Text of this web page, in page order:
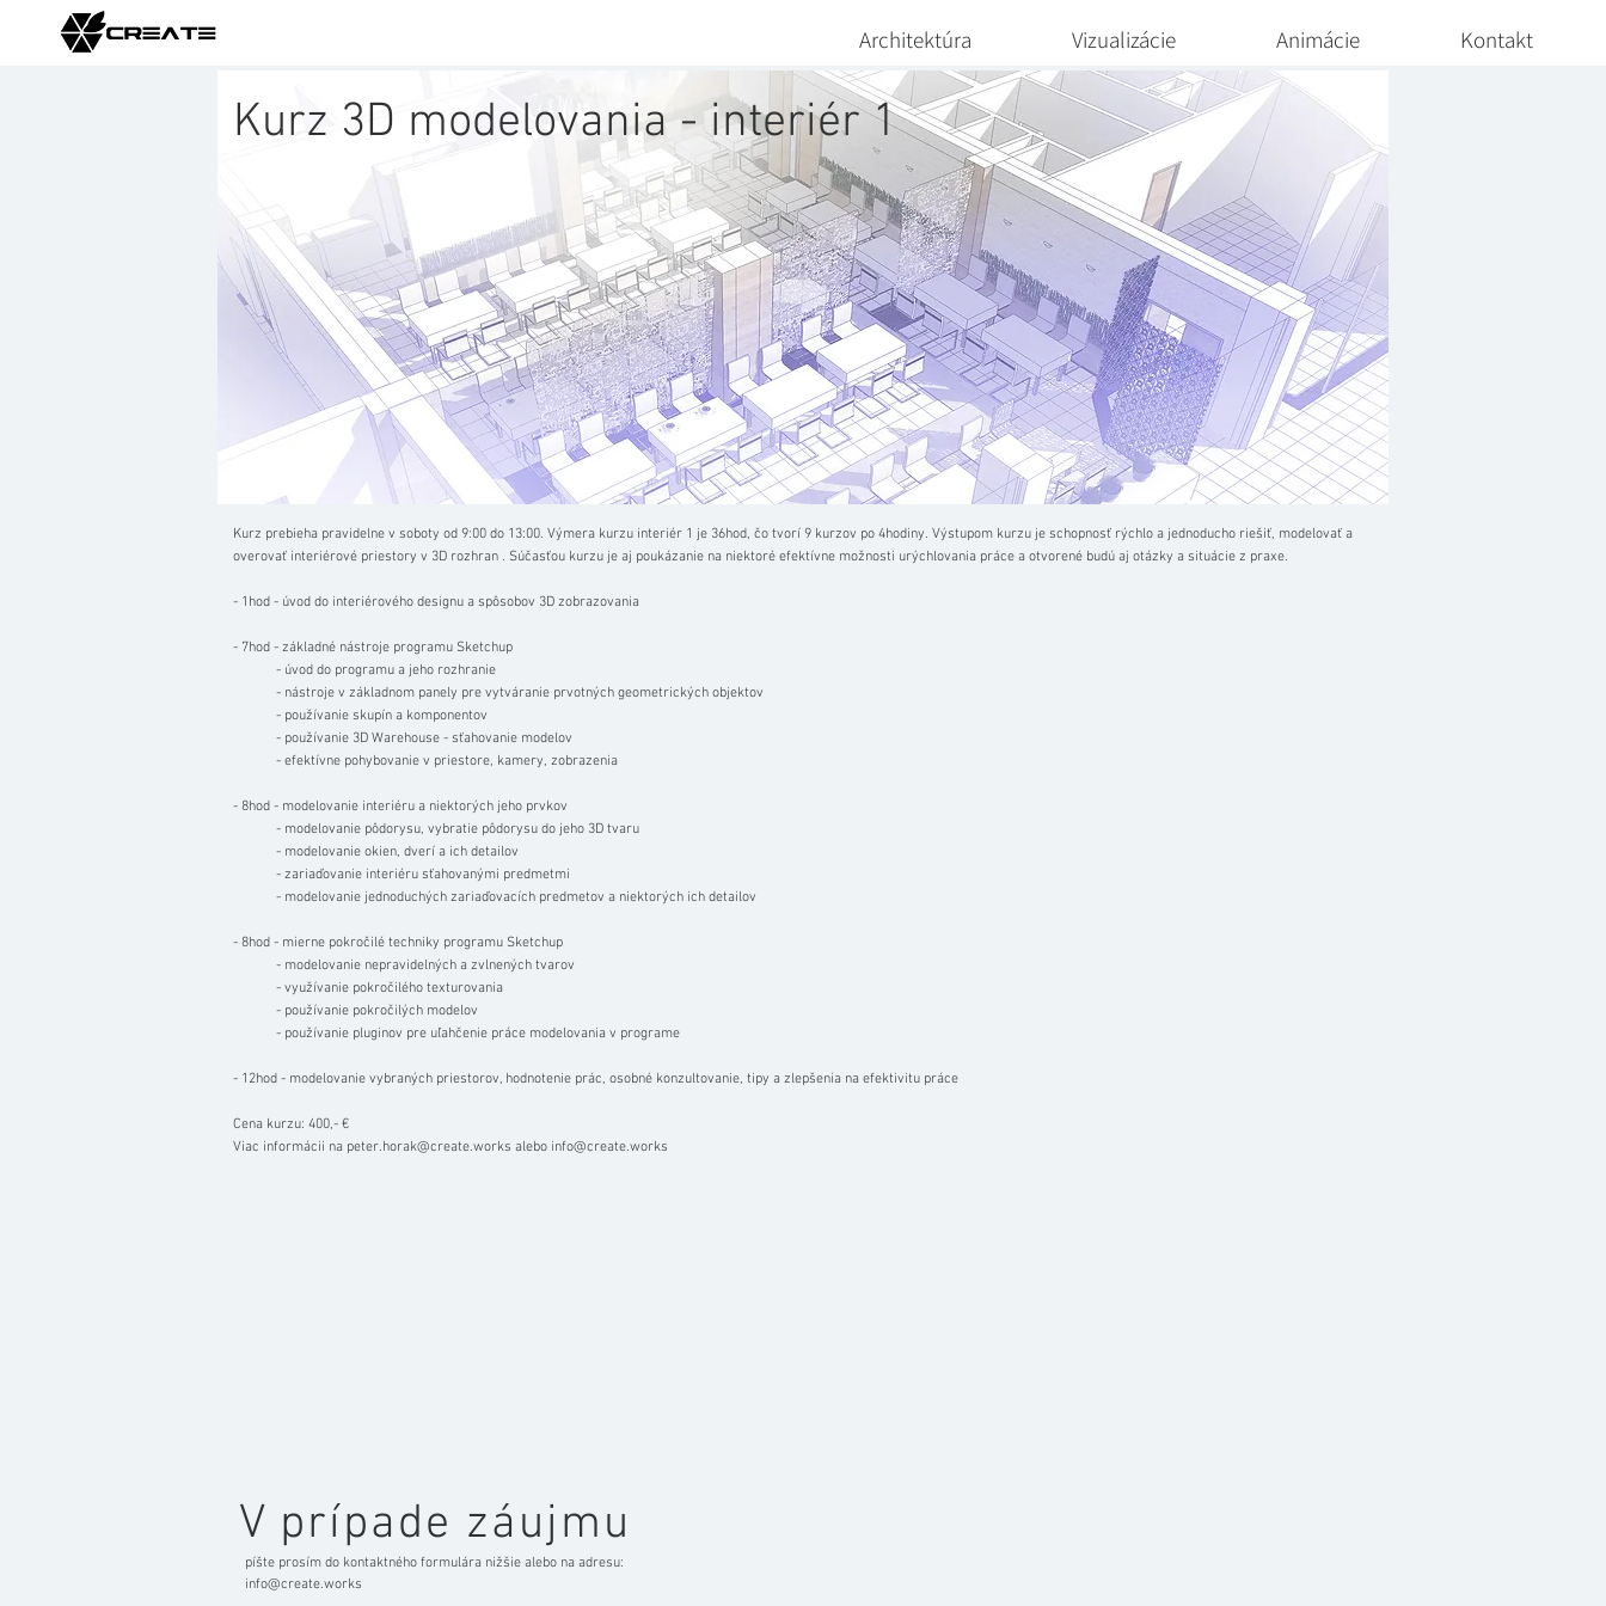
Architektúra Vizualizácie Animácie Kontakt
Kurz 3D modelovania - interiér 1
Kurz prebieha pravidelne v soboty od 9:00 do 13:00. Výmera kurzu interiér 1 je 36hod, čo tvorí 9 kurzov po 4hodiny. Výstupom kurzu je schopnosť rýchlo a jednoducho riešiť, modelovať a
overovať interiérové priestory v 3D rozhran . Súčasťou kurzu je aj poukázanie na niektoré efektívne možnosti urýchlovania práce a otvorené budú aj otázky a situácie z praxe.
- 1hod - úvod do interiérového designu a spôsobov 3D zobrazovania
- 7hod - základné nástroje programu Sketchup
- úvod do programu a jeho rozhranie
- nástroje v základnom panely pre vytváranie prvotných geometrických objektov
- používanie skupín a komponentov
- používanie 3D Warehouse - sťahovanie modelov
- efektívne pohybovanie v priestore, kamery, zobrazenia
- 8hod - modelovanie interiéru a niektorých jeho prvkov
- modelovanie pôdorysu, vybratie pôdorysu do jeho 3D tvaru
- modelovanie okien, dverí a ich detailov
- zariaďovanie interiéru sťahovanými predmetmi
- modelovanie jednoduchých zariaďovacích predmetov a niektorých ich detailov
- 8hod - mierne pokročilé techniky programu Sketchup
- modelovanie nepravidelných a zvlnených tvarov
- využívanie pokročilého texturovania
- používanie pokročilých modelov
- používanie pluginov pre uľahčenie práce modelovania v programe
- 12hod - modelovanie vybraných priestorov, hodnotenie prác, osobné konzultovanie, tipy a zlepšenia na efektivitu práce
Cena kurzu: 400,- €
Viac informácii na peter.horak@create.works alebo info@create.works
V prípade záujmu
píšte prosím do kontaktného formulára nižšie alebo na adresu:
info@create.works